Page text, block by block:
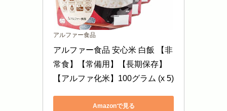
アルファー食品
アルファー食品 安心米 白飯 【非
常食】【常備用】【長期保存】
【アルファ化米】100グラム (x 5)
Amazonで見る